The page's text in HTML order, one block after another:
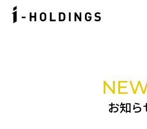
お知ら